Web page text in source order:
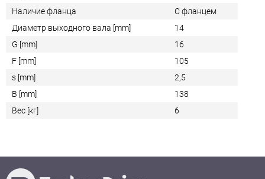
Наличие фланца
С фланцем
Диаметр выходного вала [mm]
14
G [mm]
16
F [mm]
105
s [mm]
2,5
B [mm]
138
Вес [кг]
6